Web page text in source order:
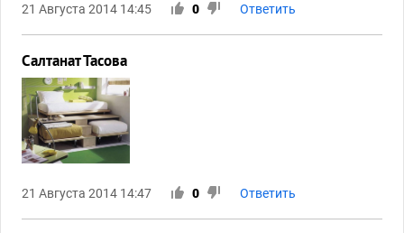
21 Августа 2014 14:45 0 Ответить
Салтанат Тасова
21 Августа 2014 14:47 0 Ответить